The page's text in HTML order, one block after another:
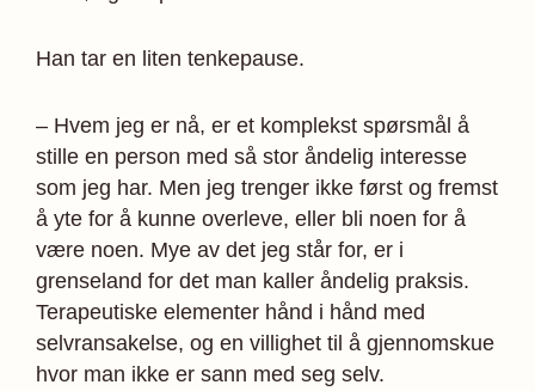
Han tar en liten tenkepause.
– Hvem jeg er nå, er et komplekst spørsmål å
stille en person med så stor åndelig interesse
som jeg har. Men jeg trenger ikke først og fremst
å yte for å kunne overleve, eller bli noen for å
være noen. Mye av det jeg står for, er i
grenseland for det man kaller åndelig praksis.
Terapeutiske elementer hånd i hånd med
selvransakelse, og en villighet til å gjennomskue
hvor man ikke er sann med seg selv.